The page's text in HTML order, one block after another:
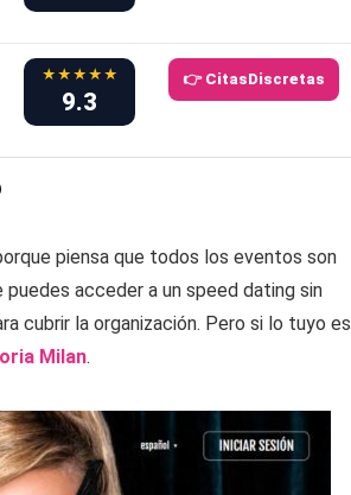
★★★★★
9.3
👉 CitasDiscretas
piensa que todos los eventos son
acceder a un speed dating sin
cubrir la organización. Pero si lo tuyo es
Milan.